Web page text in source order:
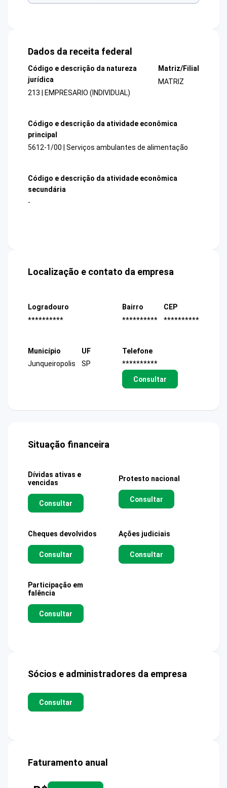
Dados da receita federal
Código e descrição da natureza
jurídica
213 | EMPRESARIO (INDIVIDUAL)
Matriz/Filial
MATRIZ
Código e descrição da atividade econômica
principal
5612-1/00 | Serviços ambulantes de alimentação
Código e descrição da atividade econômica
secundária
-
Localização e contato da empresa
Logradouro
**********
Bairro
**********
CEP
**********
Município
Junqueiropolis
UF
SP
Telefone
**********
Consultar
Situação financeira
Dívidas ativas e
vencidas
Consultar
Protesto nacional
Consultar
Cheques devolvidos
Consultar
Ações judiciais
Consultar
Participação em
falência
Consultar
Sócios e administradores da empresa
Consultar
Faturamento anual